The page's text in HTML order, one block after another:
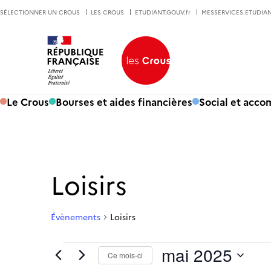
SÉLECTIONNER UN CROUS LES CROUS ETUDIANT.GOUV.fr
Le Crous Bourses et aides financières Social et
Loisirs
Évènements Loisirs
Ce mois-ci mai 2025